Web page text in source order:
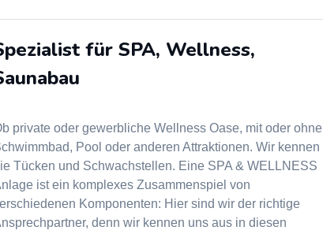
für SPA, Wellness,
private oder gewerbliche Wellness Oase, mit oder ohne
Pool oder anderen Attraktionen. Wir kennen
Tücken und Schwachstellen. Eine SPA & WELLNESS
ist ein komplexes Zusammenspiel von
Komponenten: Hier sind wir der richtige
denn wir kennen uns aus in diesen